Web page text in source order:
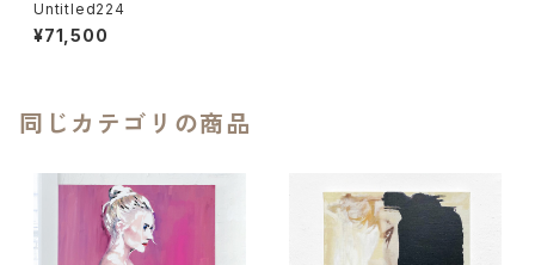
Untitled224
¥71,500
同じカテゴリの商品